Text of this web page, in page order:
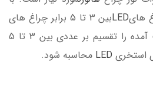
هایLED
بین 3 تا 5 برابر چراغ های
هالوژن است، عدد بدست آمده را تقسیم بر عددی بین 3 تا 5
استخری LED محاسبه شود.